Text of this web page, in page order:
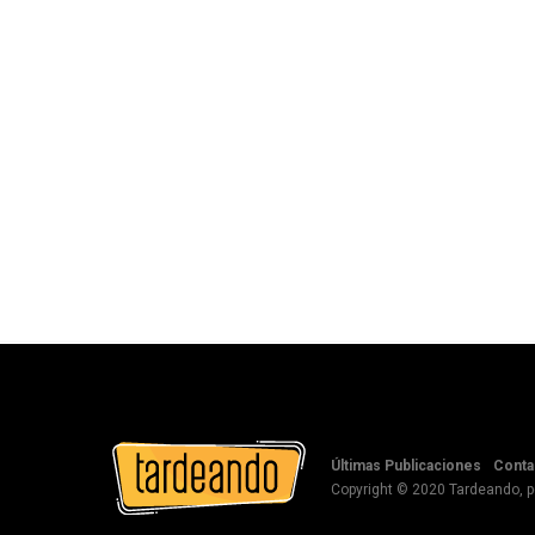
Últimas Publicaciones
Copyright © 2020 Tardeando,